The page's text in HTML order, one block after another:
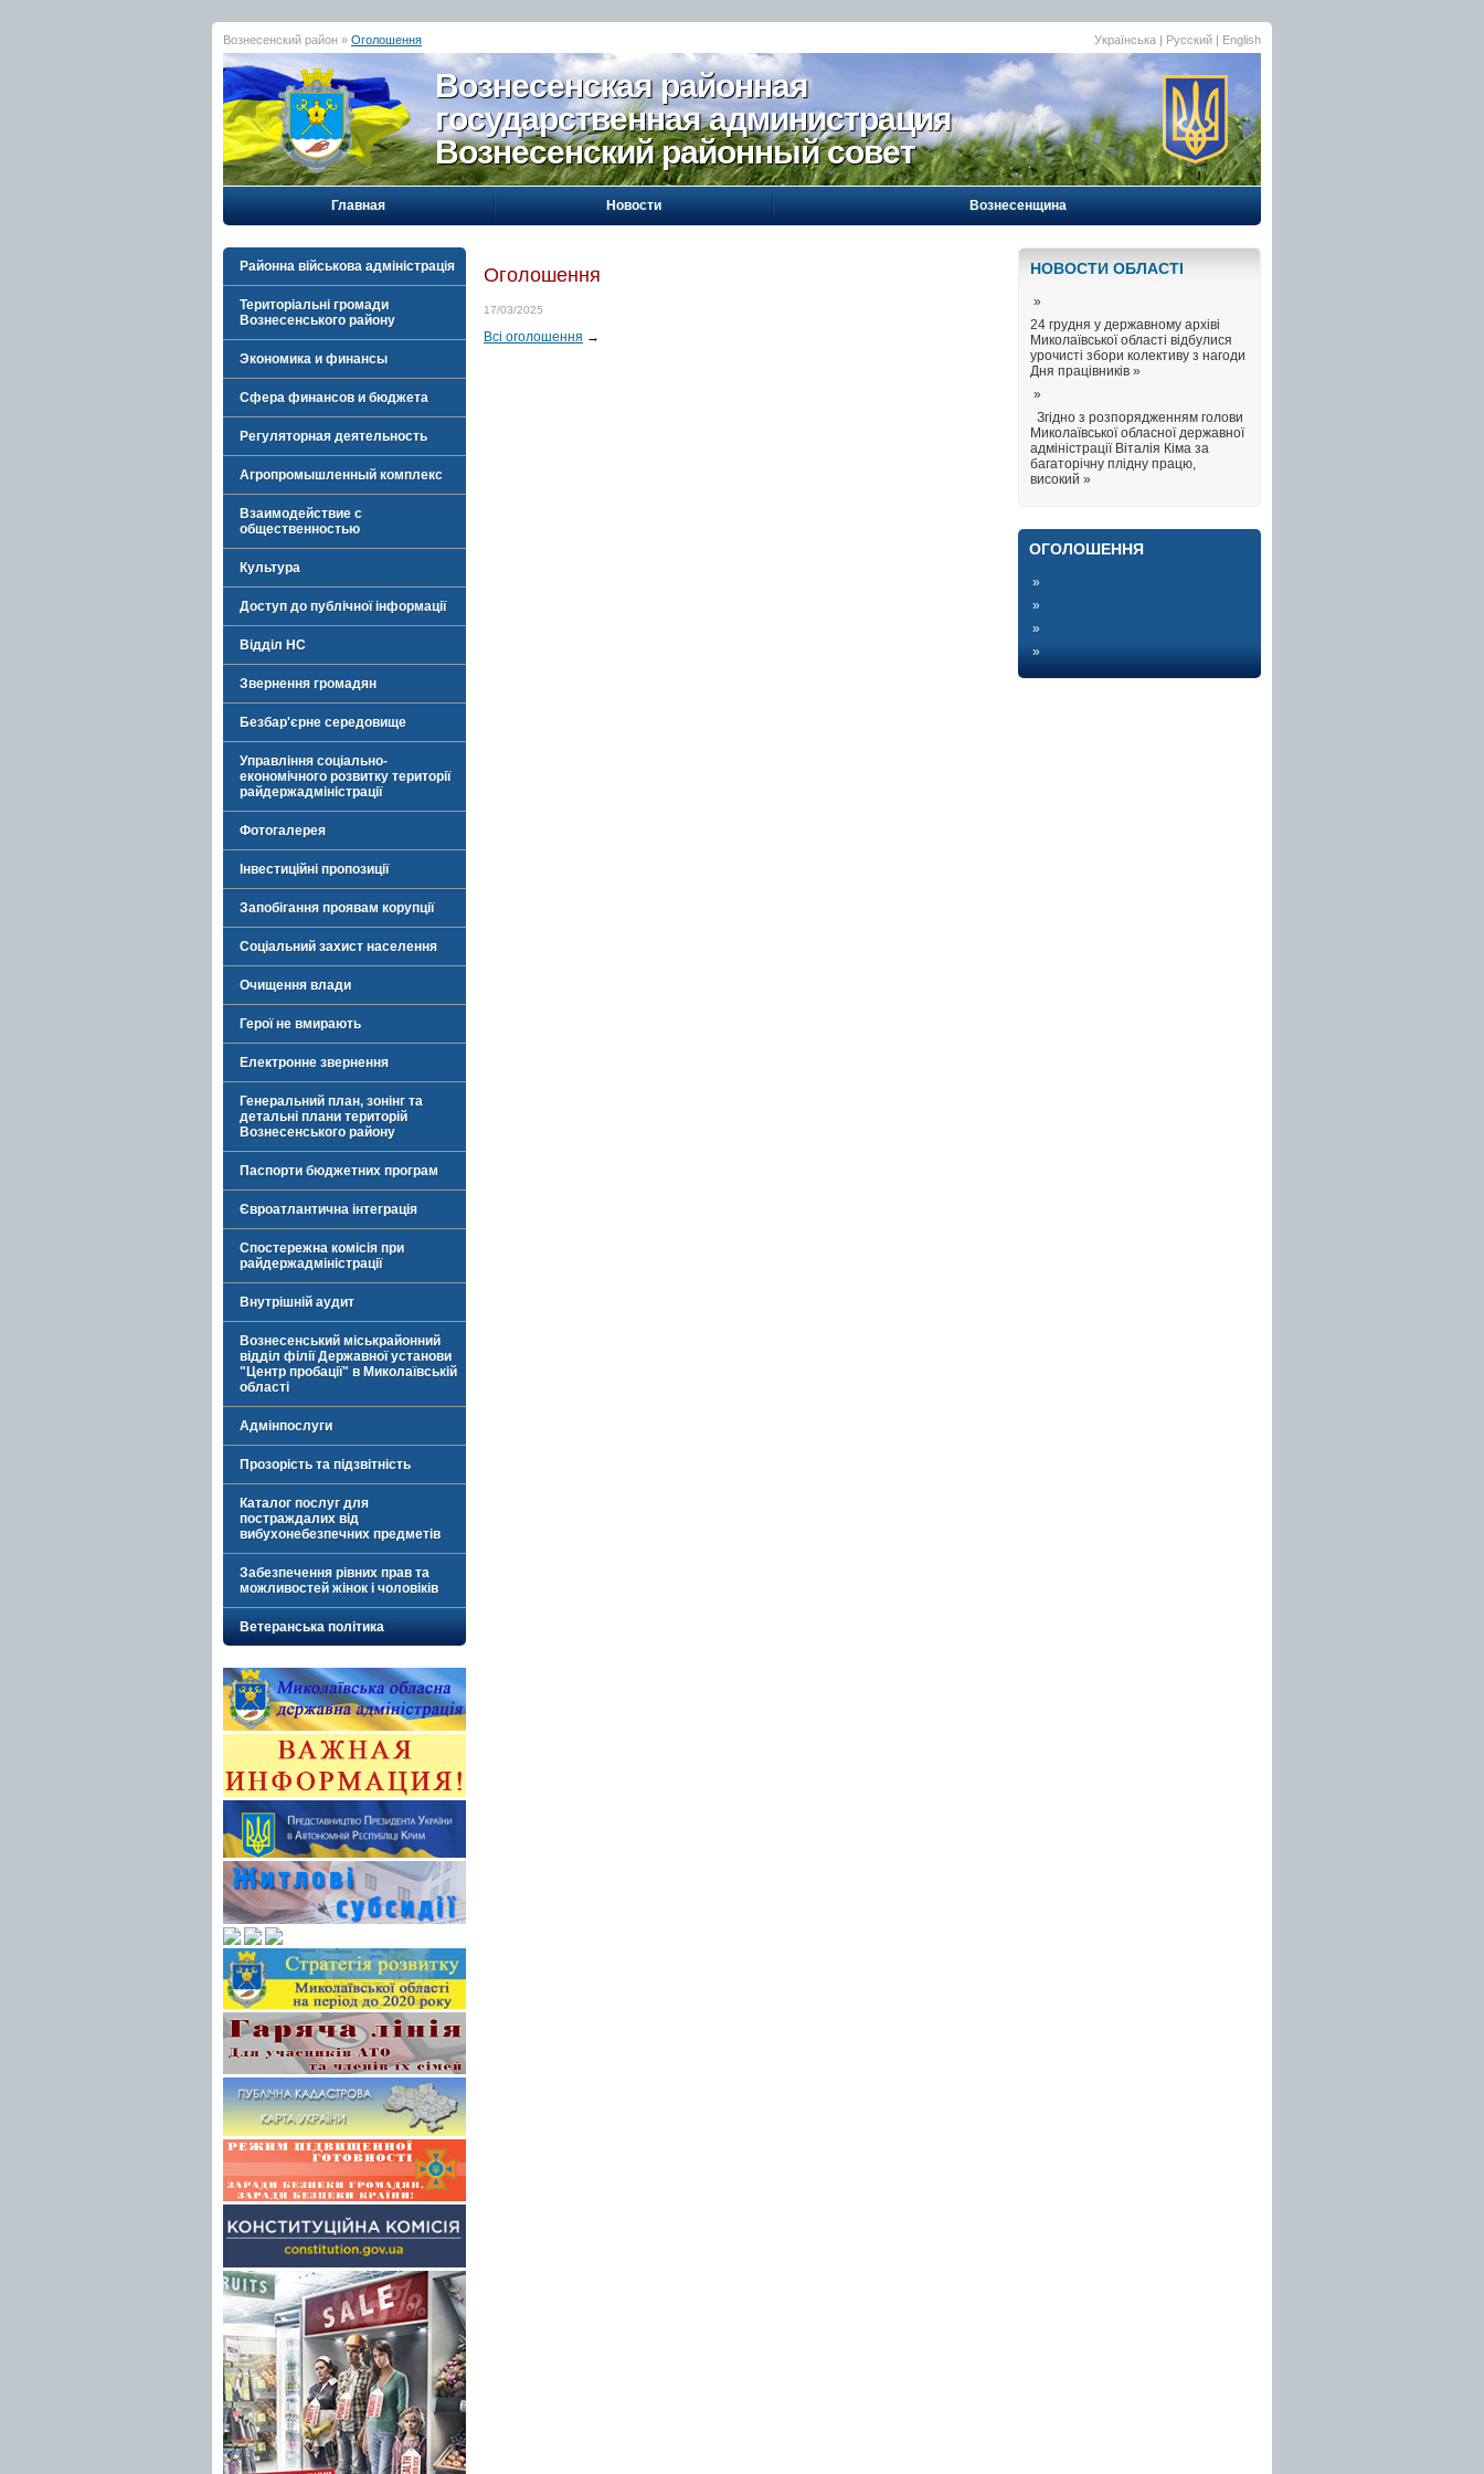
Вознесенский район » Оголошення Українська | Русский | English
Вознесенская районная
государственная администрация
Вознесенский районный совет
Главная Новости Вознесенщина
Районна військова адміністрація
Територіальні громади
Вознесенського району
Экономика и финансы
Сфера финансов и бюджета
Регуляторная деятельность
Агропромышленный комплекс
Взаимодействие с
общественностью
Культура
Доступ до публічної інформації
Відділ НС
Звернення громадян
Безбар'єрне середовище
Управління соціально-
економічного розвитку території
райдержадміністрації
Фотогалерея
Інвестиційні пропозиції
Запобігання проявам корупції
Соціальний захист населення
Очищення влади
Герої не вмирають
Електронне звернення
Генеральний план, зонінг та
детальні плани територій
Вознесенського району
Паспорти бюджетних програм
Євроатлантична інтеграція
Спостережна комісія при
райдержадміністрації
Внутрішній аудит
Вознесенський міськрайонний
відділ філії Державної установи
"Центр пробації" в Миколаївській
області
Адмінпослуги
Прозорість та підзвітність
Каталог послуг для
постраждалих від
вибухонебезпечних предметів
Забезпечення рівних прав та
можливостей жінок і чоловіків
Ветеранська політика
Оголошення
17/03/2025
Всі оголошення →
НОВОСТИ ОБЛАСТI
»
24 грудня у державному архіві
Миколаївської області відбулися
урочисті збори колективу з нагоди
Дня працівників »
»
Згідно з розпорядженням голови
Миколаївської обласної державної
адміністрації Віталія Кіма за
багаторічну плідну працю,
високий »
ОГОЛОШЕННЯ
»
»
»
»